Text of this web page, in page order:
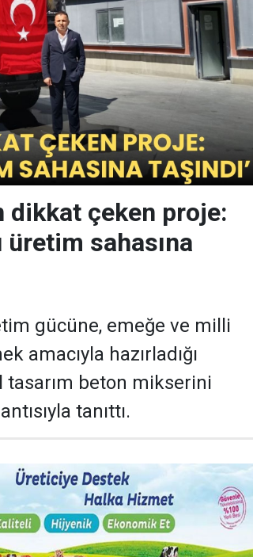
dikkat çeken proje:
üretim sahasına
gücüne, emeğe ve milli
amacıyla hazırladığı
tasarım beton mikserini
tanıttı.